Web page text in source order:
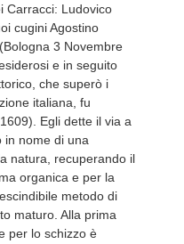
Carracci: Ludovico
cugini Agostino
3 Novembre
e in seguito
che superò i
italiana, fu
Egli dette il via a
in nome di una
natura, recuperando il
organica e per la
metodo di
maturo. Alla prima
per lo schizzo è